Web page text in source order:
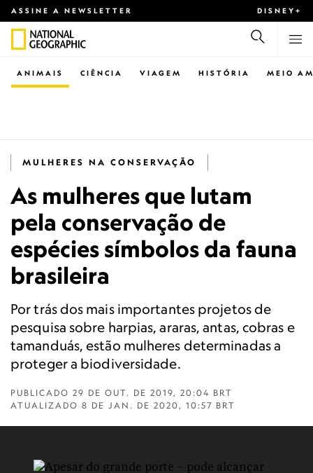
ASSINE A NEWSLETTER DISNEY+
CIÊNCIA VIAGEM
ANIMAIS HISTÓRIA MEIO
MULHERES NA CONSERVAÇÃO
As mulheres que lutam
pela conservação de
espécies símbolos da fauna
brasileira
Por trás dos mais importantes projetos de
pesquisa sobre harpias, araras, antas, cobras e
tamanduás, estão mulheres determinadas a
proteger a biodiversidade.
PUBLICADO 29 DE OUT. DE 2019, 20:04 BRT
ATUALIZADO 8 DE JAN. DE 2020, 10:57 BRT